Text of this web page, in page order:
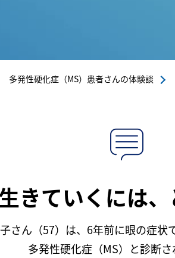
多発性硬化症（MS）患者さんの体験談
きていくには
さん（57）は、6年前に眼の症状
多発性硬化症（MS）と診断さ